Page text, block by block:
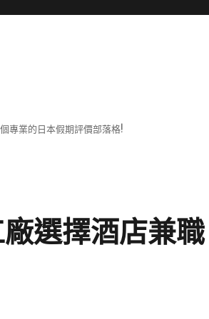
專業的日本假期評價部落格!
選擇酒店兼職